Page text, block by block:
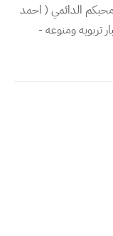
محبكم الدائمي ( احمد
تربويه ومنوعه -